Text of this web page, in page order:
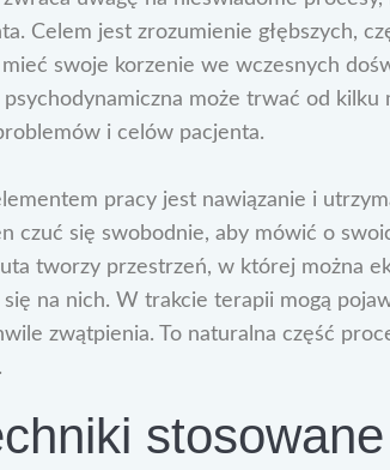
Celem jest zrozumienie głębszych,
swoje korzenie we wczesnych
może trwać od kilku
i celów pacjenta.
pracy jest nawiązanie i
czuć się swobodnie, aby mówić o
tworzy przestrzeń, w której można
się na nich. W trakcie terapii mogą
zwątpienia. To naturalna część